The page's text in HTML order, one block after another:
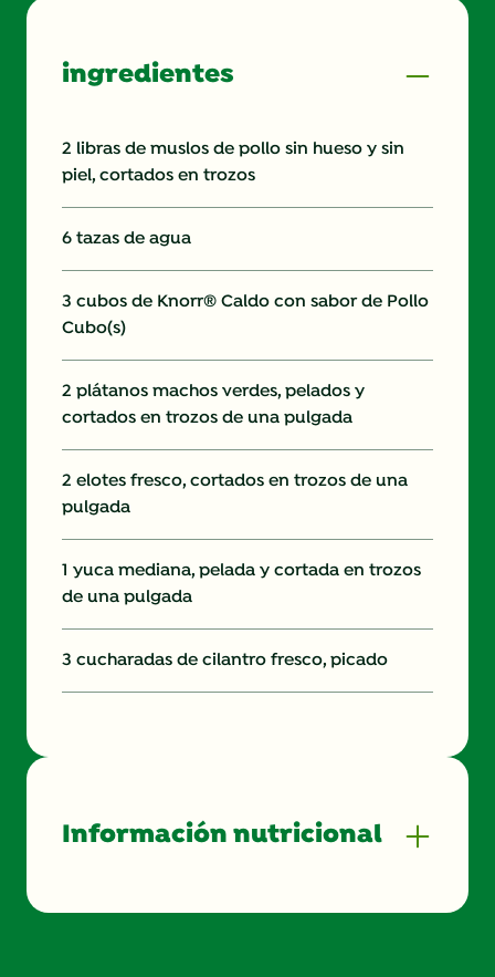
ingredientes
2 libras de muslos de pollo sin hueso y sin
piel, cortados en trozos
6 tazas de agua
3 cubos de Knorr® Caldo con sabor de Pollo
Cubo(s)
2 plátanos machos verdes, pelados y
cortados en trozos de una pulgada
2 elotes fresco, cortados en trozos de una
pulgada
1 yuca mediana, pelada y cortada en trozos
de una pulgada
3 cucharadas de cilantro fresco, picado
Información nutricional